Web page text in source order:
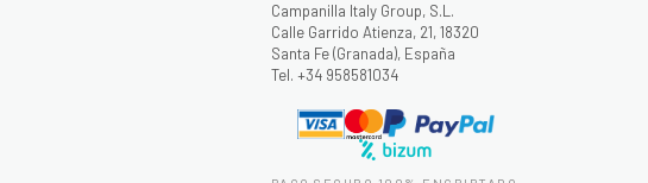
Campanilla Italy Group, S.L.
Calle Garrido Atienza, 21, 18320
Santa Fe (Granada), España
Tel. +34 958581034